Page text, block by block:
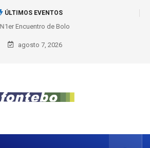
ÚLTIMOS EVENTOS
1er Encuentro de Bolos
agosto 7, 2026